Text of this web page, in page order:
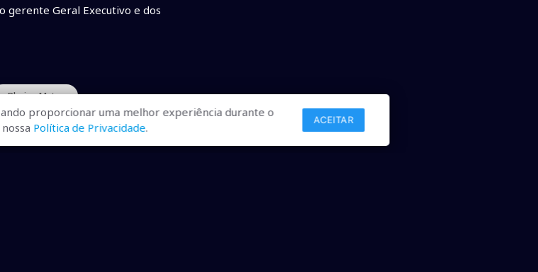
gerente Geral Executivo e dos
• Rhaiza Matos
proporcionar uma melhor experiência durante o
Política de Privacidade.
ACEITAR